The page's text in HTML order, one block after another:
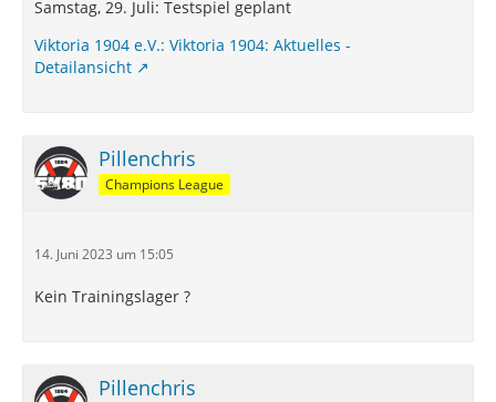
Samstag, 29. Juli: Testspiel geplant
Viktoria 1904 e.V.: Viktoria 1904: Aktuelles -
Detailansicht
Pillenchris
Champions League
14. Juni 2023 um 15:05
Kein Trainingslager ?
Pillenchris